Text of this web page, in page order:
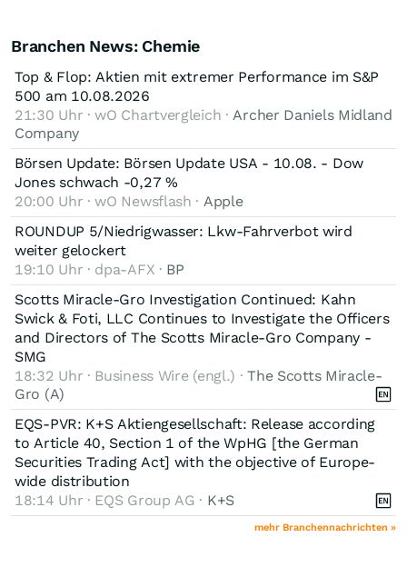
Branchen News: Chemie
Top & Flop: Aktien mit extremer Performance im S&P
500 am 10.08.2026
21:30 Uhr · wO Chartvergleich · Archer Daniels Midland
Company
Börsen Update: Börsen Update USA - 10.08. - Dow
Jones schwach -0,27 %
20:00 Uhr · wO Newsflash · Apple
ROUNDUP 5/Niedrigwasser: Lkw-Fahrverbot wird
weiter gelockert
19:10 Uhr · dpa-AFX · BP
Scotts Miracle-Gro Investigation Continued: Kahn
Swick & Foti, LLC Continues to Investigate the Officers
and Directors of The Scotts Miracle-Gro Company -
SMG
18:32 Uhr · Business Wire (engl.) ·The Scotts Miracle-
Gro (A)
EQS-PVR: K+S Aktiengesellschaft: Release according
to Article 40, Section 1 of the WpHG [the German
Securities Trading Act] with the objective of Europe-
wide distribution
18:14 Uhr · EQS Group AG · K+S
mehr Branchennachrichten »